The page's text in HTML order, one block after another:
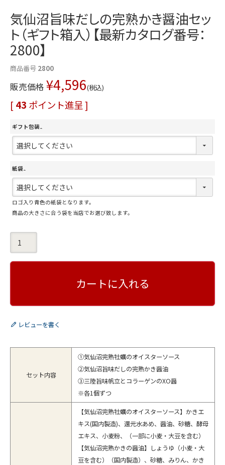
気仙沼旨味だしの完熟かき醤油セッ
ト（ギフト箱入）【最新カタログ番号：
2800】
商品番号 2800
販売価格 ¥4,596 税込
[43 ポイント進呈 ]
ギフト包装
紙袋
須
)
ロゴ入り青色の紙袋となります。
商品の大きさに合う袋を当店でお選び致します。
カートに入れる
レビューを書く
セット内容
①気仙沼完熟牡蠣のオイスターソース
②気仙沼旨味だしの完熟かき醤油
③三陸旨味帆立とコラーゲンのXO醤
※各1個ずつ
【気仙沼完熟牡蠣のオイスターソース】かきエ
キス(国内製造)、還元水あめ、醤油、砂糖、酵母
エキス、小麦粉、（一部に小麦・大豆を含む）
【気仙沼完熟かきの醤油】しょうゆ（小麦・大
豆を含む）（国内製造）、砂糖、みりん、かき